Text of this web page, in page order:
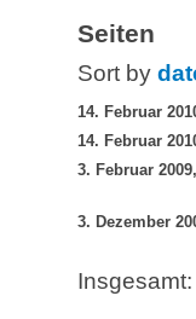
Seiten
Sort by